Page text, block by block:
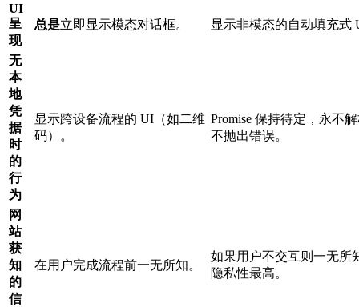
UI
呈
现
总是立即显示模态对话框。 显示非模态的自动填充式
无
本
地
凭
据
时
的
行
为
显示跨设备流程的 UI（如二维
码）。
Promise 保持待定，永不
不抛出错误。
网
站
获
知
的
信
在用户完成流程前一无所知。
如果用户不交互则一无所
隐私性最高。